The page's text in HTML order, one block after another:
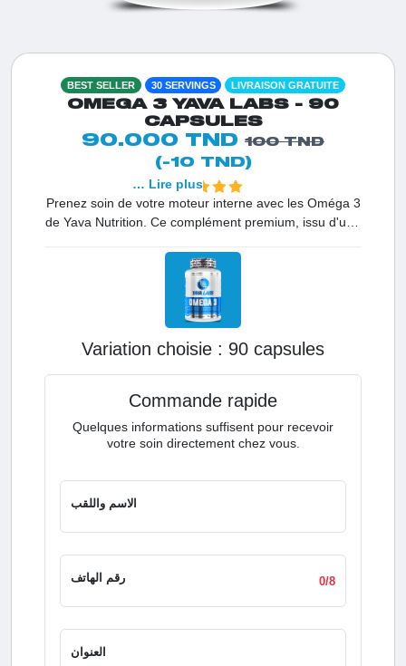
BEST SELLER 30 SERVINGS LIVRAISON GRATUITE
OMEGA 3 YAVA LABS - 90
CAPSULES
90.000 TND 100 TND
(-10 TND)
Prenez soin de votre moteur interne avec les Oméga 3
de Yava Nutrition. Ce complément premium, issu d'une
doses optimales d'EPA et DHA nécessaires au bon
fonctionnement de votre cœur, de votre cerveau et de
vos articulations. En Tunisie, c'est l'allié indispensable
pour une santé de fer et une vitalité durable.
… Lire plus
Variation choisie : 90 capsules
Commande rapide
Quelques informations suffisent pour recevoir
votre soin directement chez vous.
الاسم واللقب
رقم الهاتف 0/8
العنوان